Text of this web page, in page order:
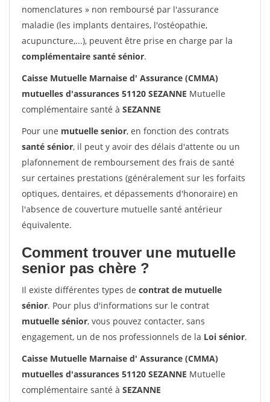
nomenclatures » non remboursé par l'assurance
maladie (les implants dentaires, l'ostéopathie,
acupuncture,...), peuvent être prise en charge par la
complémentaire santé sénior.
Caisse Mutuelle Marnaise d' Assurance (CMMA)
mutuelles d'assurances 51120 SEZANNE Mutuelle
complémentaire santé à SEZANNE
Pour une mutuelle senior, en fonction des contrats
santé sénior, il peut y avoir des délais d'attente ou un
plafonnement de remboursement des frais de santé
sur certaines prestations (généralement sur les forfaits
optiques, dentaires, et dépassements d'honoraire) en
l'absence de couverture mutuelle santé antérieur
équivalente.
Comment trouver une mutuelle
senior pas chère ?
Il existe différentes types de contrat de mutuelle
sénior. Pour plus d'informations sur le contrat
mutuelle sénior, vous pouvez contacter, sans
engagement, un de nos professionnels de la Loi sénior.
Caisse Mutuelle Marnaise d' Assurance (CMMA)
mutuelles d'assurances 51120 SEZANNE Mutuelle
complémentaire santé à SEZANNE